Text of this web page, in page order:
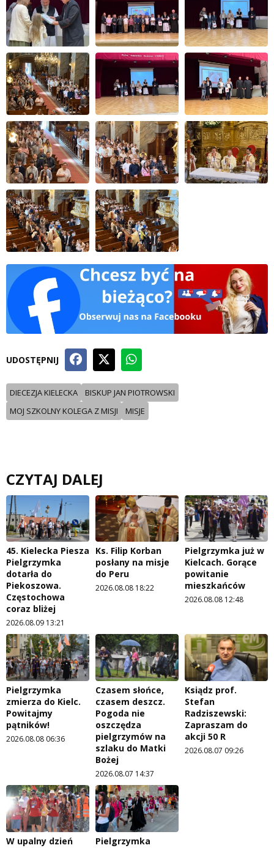
UDOSTĘPNIJ
DIECEZJA KIELECKA
BISKUP JAN PIOTROWSKI
MOJ SZKOLNY KOLEGA Z MISJI
MISJE
CZYTAJ DALEJ
45. Kielecka Piesza
Pielgrzymka
dotarła do
Piekoszowa.
Częstochowa
coraz bliżej
2026.08.09 13:21
Ks. Filip Korban
posłany na misje
do Peru
2026.08.08 18:22
Pielgrzymka już w
Kielcach. Gorące
powitanie
mieszkańców
2026.08.08 12:48
Pielgrzymka
zmierza do Kielc.
Powitajmy
pątników!
2026.08.08 06:36
Czasem słońce,
czasem deszcz.
Pogoda nie
oszczędza
pielgrzymów na
szlaku do Matki
Bożej
2026.08.07 14:37
Ksiądz prof.
Stefan
Radziszewski:
Zapraszam do
akcji 50 R
2026.08.07 09:26
W upalny dzień
Pielgrzymka